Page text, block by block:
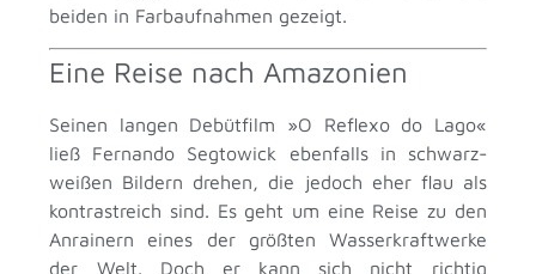
beiden in Farbaufnahmen gezeigt.
Eine Reise nach Amazonien
Seinen langen Debütfilm »O Reflexo do Lago«
ließ Fernando Segtowick ebenfalls in schwarz-
weißen Bildern drehen, die jedoch eher flau als
kontrastreich sind. Es geht um eine Reise zu den
Anrainern eines der größten Wasserkraftwerke
der Welt. Doch er kann sich nicht richtig